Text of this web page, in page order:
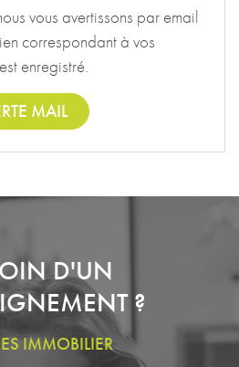
vous avertissons par email
correspondant à vos
enregistré.
MAIL
D'UN
?
IMMOBILIER